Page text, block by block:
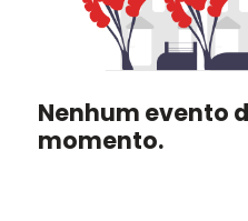
Nenhum evento
momento.